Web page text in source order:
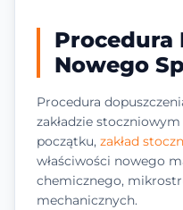
Procedura
Nowego
Procedura
zakładzie
początku, zakład
właściwości nowego
chemicznego,
mechanicznych.